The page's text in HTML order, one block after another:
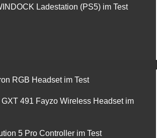
Ladestation (PS5) im Test
RGB Headset im Test
491 Fayzo Wireless Headset im
5 Pro Controller im Test